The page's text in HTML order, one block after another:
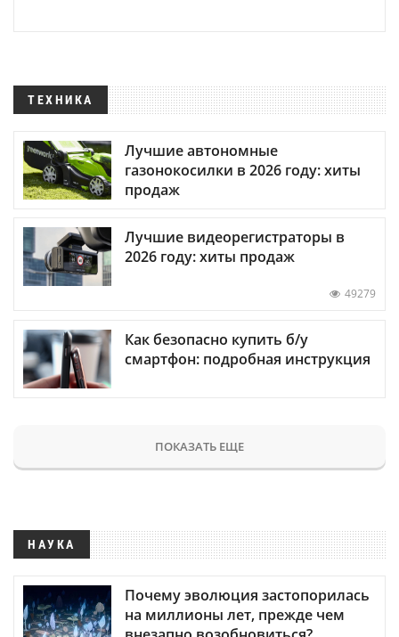
ТЕХНИКА
Лучшие автономные
газонокосилки в 2026 году: хиты
продаж
Лучшие видеорегистраторы в
2026 году: хиты продаж
49279
Как безопасно купить б/у
смартфон: подробная инструкция
ПОКАЗАТЬ ЕЩЕ
НАУКА
Почему эволюция застопорилась
на миллионы лет, прежде чем